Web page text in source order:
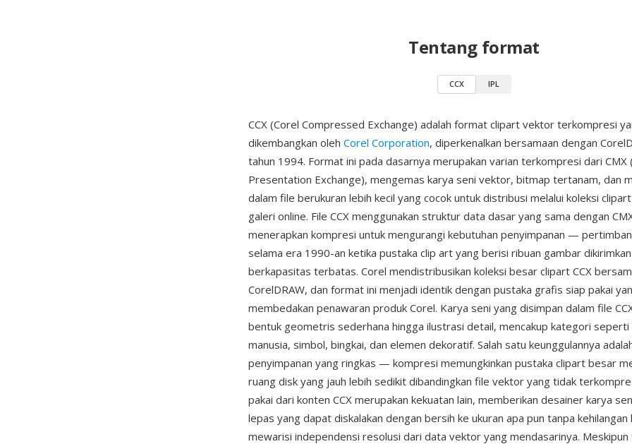
Tentang format
CCX IPL
CCX (Corel Compressed Exchange) adalah format clipart vektor terkompresi
dikembangkan oleh Corel Corporation, diperkenalkan bersamaan dengan
tahun 1994. Format ini pada dasarnya merupakan varian terkompresi dari CMX
Presentation Exchange), mengemas karya seni vektor, bitmap tertanam, dan
dalam file berukuran lebih kecil yang cocok untuk distribusi melalui koleksi
galeri online. File CCX menggunakan struktur data dasar yang sama dengan
menerapkan kompresi untuk mengurangi kebutuhan penyimpanan —
selama era 1990-an ketika pustaka clip art yang berisi ribuan gambar
berkapasitas terbatas. Corel mendistribusikan koleksi besar clipart CCX
CorelDRAW, dan format ini menjadi identik dengan pustaka grafis siap pakai
membedakan penawaran produk Corel. Karya seni yang disimpan dalam file
bentuk geometris sederhana hingga ilustrasi detail, mencakup kategori seperti
manusia, simbol, bingkai, dan elemen dekoratif. Salah satu keunggulannya
penyimpanan yang ringkas — kompresi memungkinkan pustaka clipart besar
ruang disk yang jauh lebih sedikit dibandingkan file vektor yang tidak
pakai dari konten CCX merupakan kekuatan lain, memberikan desainer karya
lepas yang dapat diskalakan dengan bersih ke ukuran apa pun tanpa kehilangan
mewarisi independensi resolusi dari data vektor yang mendasarinya.